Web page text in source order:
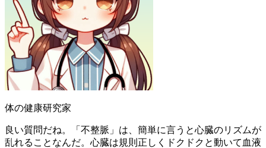
体の健康研究家
良い質問だね。「不整脈」は、簡単に言うと心臓のリズムが
乱れることなんだ。心臓は規則正しくドクドクと動いて血液